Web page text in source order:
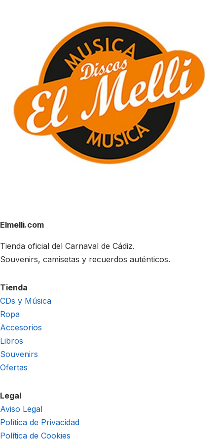
Elmelli.com
Tienda oficial del Carnaval de Cádiz.
Souvenirs, camisetas y recuerdos auténticos.
Tienda
CDs y Música
Ropa
Accesorios
Libros
Souvenirs
Ofertas
Legal
Aviso Legal
Política de Privacidad
Política de Cookies